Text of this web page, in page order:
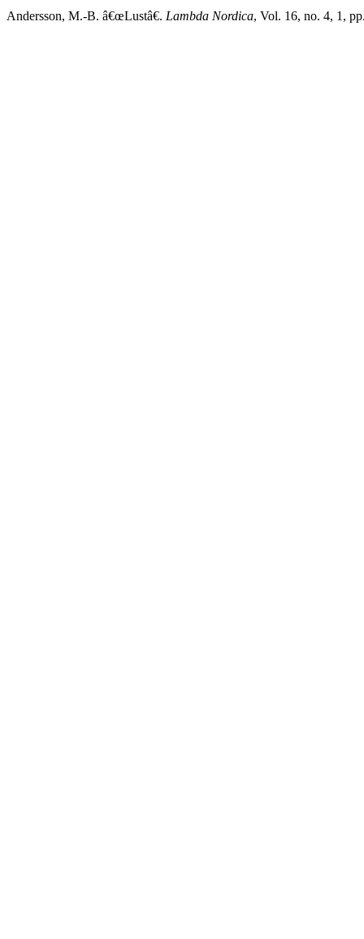
Andersson, M.-B. â€œLustâ€. Lambda Nordica, Vol. 16, no. 4, 1,